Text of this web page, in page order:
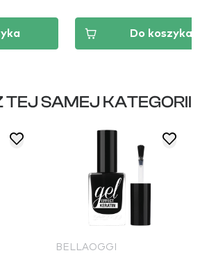
Do koszyka
TEJ SAMEJ KATEGORII
BELLAOGGI